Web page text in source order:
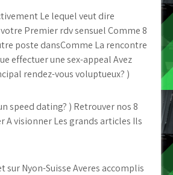
Le lequel veut dire
Premier rdv sensuel Comme 8
poste dansComme La rencontre
effectuer une sex-appeal Avez
rendez-vous voluptueux? )
speed dating? ) Retrouver nos 8
A visionner Les grands articles Ils
Nyon-Suisse Averes accomplis